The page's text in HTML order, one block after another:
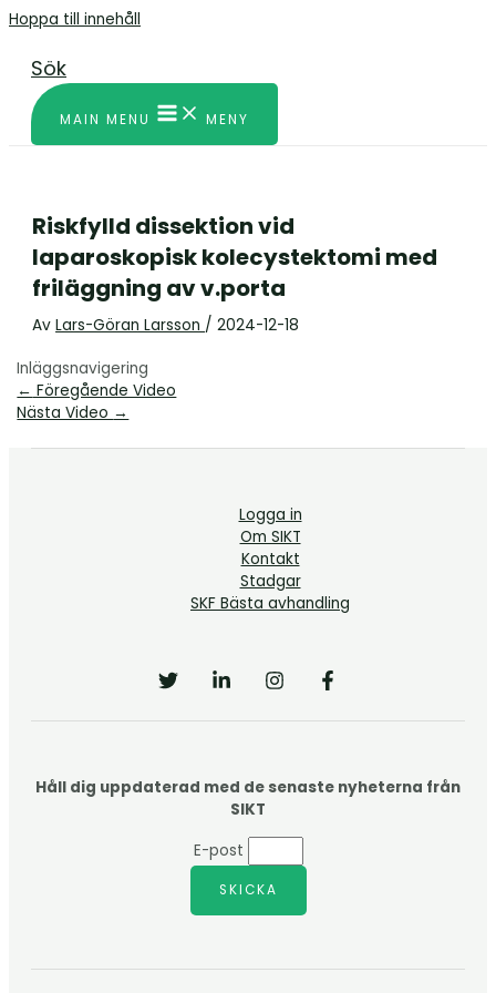
Hoppa till innehåll
Sök
MAIN MENU MENY
Riskfylld dissektion vid
laparoskopisk kolecystektomi med
friläggning av v.porta
Av Lars-Göran Larsson /2024-12-18
Inläggsnavigering
← Föregående Video
Nästa Video →
Logga in
Om SIKT
Kontakt
Stadgar
SKF Bästa avhandling
Håll dig uppdaterad med de senaste nyheterna från
SIKT
E-post
SKICKA